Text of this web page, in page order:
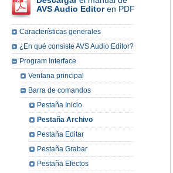
AVS Audio Editoren PDF
Características generales
¿En qué consiste AVS Audio Editor?
Program Interface
Ventana principal
Barra de comandos
Pestaña Inicio
Pestaña Archivo
Pestaña Editar
Pestaña Grabar
Pestaña Efectos